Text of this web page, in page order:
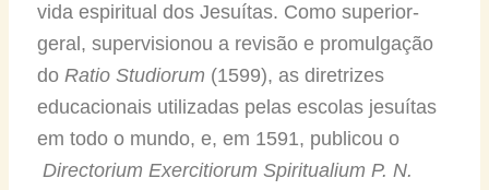
vida espiritual dos Jesuítas. Como superior-
geral, supervisionou a revisão e promulgação
do Ratio Studiorum (1599), as diretrizes
educacionais utilizadas pelas escolas jesuítas
em todo o mundo, e, em 1591, publicou o
Directorium Exercitiorum Spiritualium P. N.